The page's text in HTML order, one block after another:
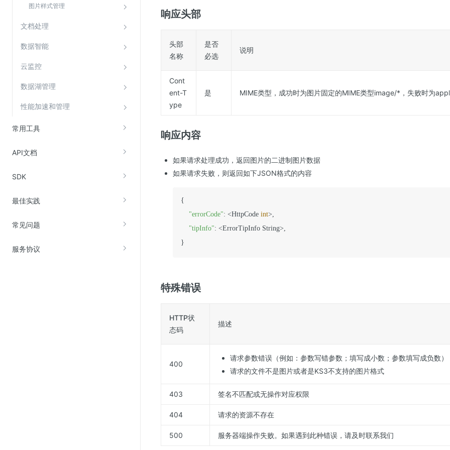
图片样式管理
文档处理
数据智能
云监控
数据湖管理
性能加速和管理
常用工具
API文档
SDK
最佳实践
常见问题
服务协议
响应头部
头部
名称
是否
必选
说明
Cont
ent-T
ype
是 MIME类型，成功时为图片固定的MIME类型image/*，失败时为
响应内容
如果请求处理成功，返回图片的二进制图片数据
如果请求失败，则返回如下JSON格式的内容
{
"errorCode": <HttpCode int>,
"tipInfo": <ErrorTipInfo String>,
}
特殊错误
HTTP状
态码
描述
400
请求参数错误（例如：参数写错参数；填写成小数；参数填写成负数）
请求的文件不是图片或者是KS3不支持的图片格式
403 签名不匹配或无操作对应权限
404 请求的资源不存在
500 服务器端操作失败。如果遇到此种错误，请及时联系我们